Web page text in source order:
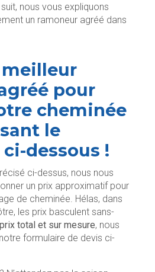
nous vous expliquons
un ramoneur agréé dans
meilleur
pour
cheminée
le
dessous !
ci-dessus, nous nous
un prix approximatif pour
de cheminée. Hélas, dans
les prix basculent sans-
prix total et sur mesure, nous
formulaire de devis ci-